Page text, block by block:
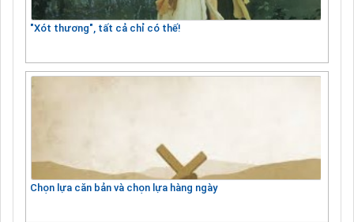
"Xót thương", tất cả chỉ có thế!
Chọn lựa căn bản và chọn lựa hàng ngày